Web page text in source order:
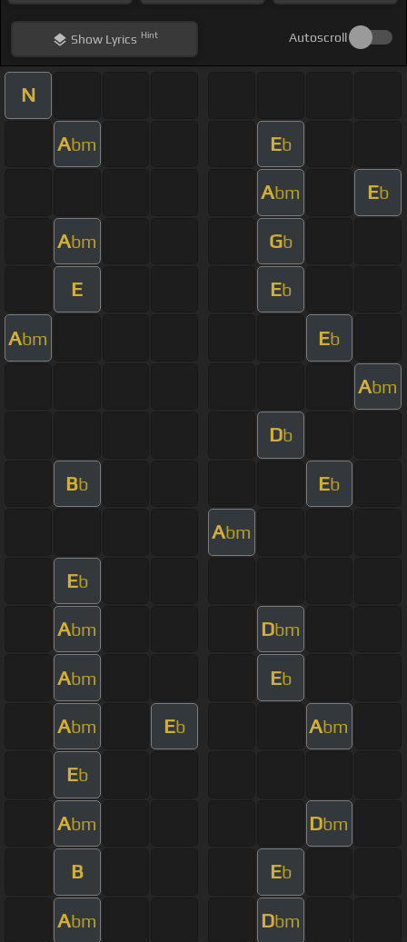
ShowLyrics Hint Autoscroll
N
Abm Eb
Abm Eb
Abm Gb
E Eb
Abm Eb
Abm
Db
Bb Eb
Abm
Eb
Abm Dbm
Abm Eb
Abm Eb Abm
Eb
Abm Dbm
B Eb
Abm Dbm